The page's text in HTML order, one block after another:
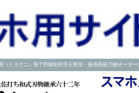
（トヨクニ）庖丁狩猟剣鉈等を製造・販売高級刃物オーダ